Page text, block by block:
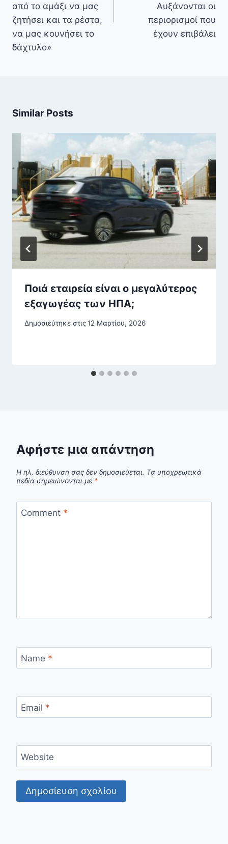
από το αμάξι να μας
ζητήσει και τα ρέστα,
να μας κουνήσει το
δάχτυλο»
Αυξάνονται οι
περιορισμοί που
έχουν επιβάλει
Similar Posts
Ποιά εταιρεία είναι ο μεγαλύτερος
εξαγωγέας των ΗΠΑ;
Δημοσιεύτηκε στις12 Μαρτίου, 2026
Αφήστε μια απάντηση
Η ηλ. διεύθυνση σας δεν δημοσιεύεται. Τα υποχρεωτικά
πεδία σημειώνονται με *
Comment *
Name *
Email *
Website